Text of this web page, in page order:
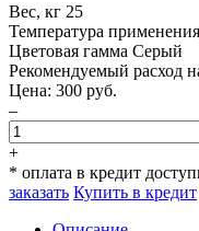
Вес, кг 25
Температура
Цветовая гамма Серый
Рекомендуемый расход
Цена: 300 руб.
–
+
* оплата в кредит
заказать Купить в кредит